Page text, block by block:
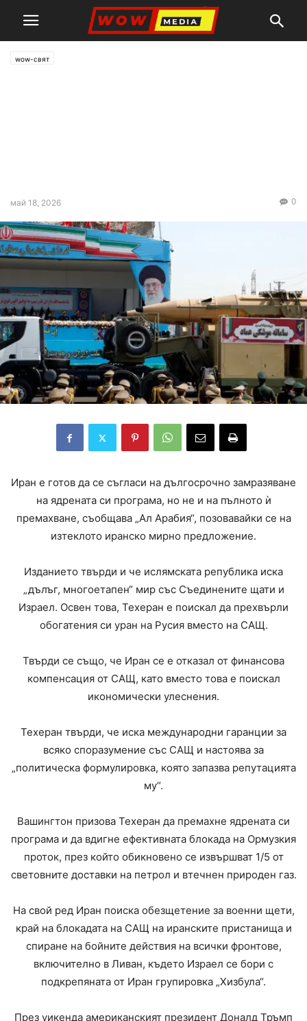
wow-свят
май 18, 2026 0
Иран е готов да се съгласи на дългосрочно замразяване
на ядрената си програма, но не и на пълното ѝ
премахване, съобщава „Ал Арабия“, позовавайки се на
изтеклото иранско мирно предложение.
Изданието твърди и че ислямската република иска
„дълъг, многоетапен“ мир със Съединените щати и
Израел. Освен това, Техеран е поискал да прехвърли
обогатения си уран на Русия вместо на САЩ.
Твърди се също, че Иран се е отказал от финансова
компенсация от САЩ, като вместо това е поискал
икономически улеснения.
Техеран твърди, че иска международни гаранции за
всяко споразумение със САЩ и настоява за
„политическа формулировка, която запазва репутацията
му“.
Вашингтон призова Техеран да премахне ядрената си
програма и да вдигне ефективната блокада на Ормузкия
проток, през който обикновено се извършват 1/5 от
световните доставки на петрол и втечнен природен газ.
На свой ред Иран поиска обезщетение за военни щети,
край на блокадата на САЩ на иранските пристанища и
спиране на бойните действия на всички фронтове,
включително в Ливан, където Израел се бори с
подкрепяната от Иран групировка „Хизбула“.
През уикенда американският президент Доналд Тръмп